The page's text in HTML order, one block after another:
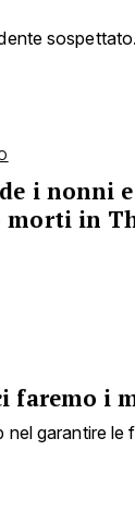
i nonni
morti in
faremo i
garantire le